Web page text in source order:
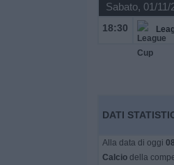
Sabato, 01/11/
18:30
DATI
Alla data di oggi
Calciodella